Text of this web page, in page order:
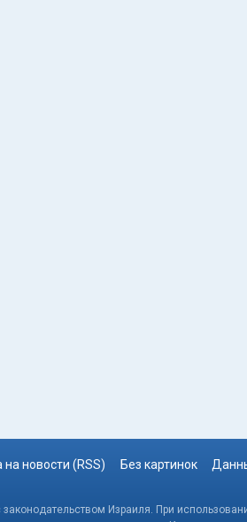
на новости (RSS) Без картинок
Израиля. При